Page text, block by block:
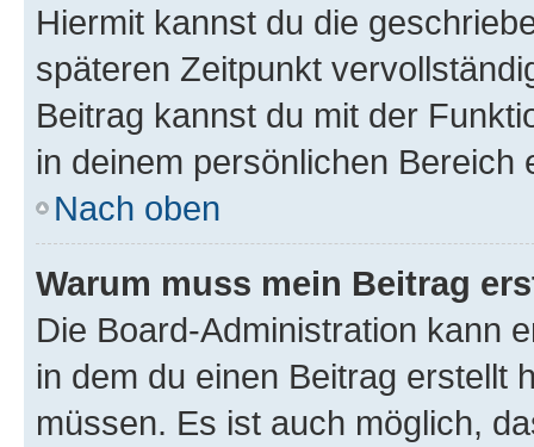
Hiermit kannst du die
späteren Zeitpunkt
Beitrag kannst du mit der
in deinem persönlichen Bereich
Nach oben
Warum muss mein Beitrag
Die Board-Administration kann
in dem du einen Beitrag erstellt
müssen. Es ist auch möglich,